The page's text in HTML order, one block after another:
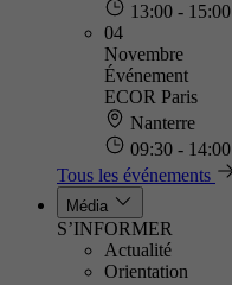
13:00 - 15:00
04
Novembre
Événement
ECOR Paris
Nanterre
09:30 - 14:00
Tous les événements
Média
S’INFORMER
Actualité
Orientation